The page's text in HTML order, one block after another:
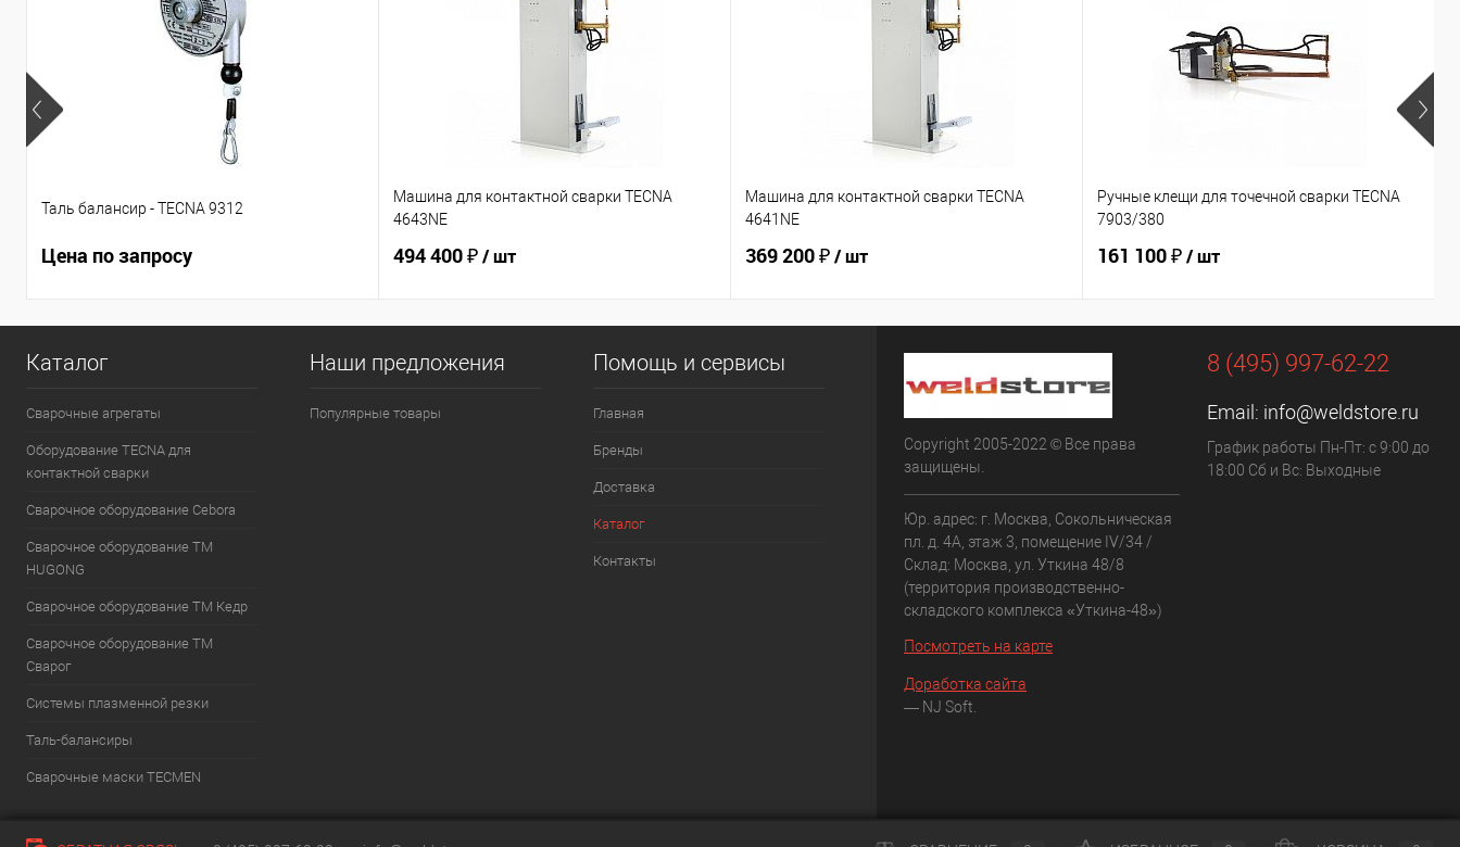
Таль балансир - TECNA 9312
Цена по запросу
Машина для контактной сварки TECNA
4643NE
494 400 ₽/ шт
Машина для контактной сварки TECNA
4641NE
369 200 ₽/ шт
Ручные клещи для точечной сварки TECNA
7903/380
161 100 ₽/ шт
Каталог
Сварочные агрегаты
Оборудование TECNA для
контактной сварки
Сварочное оборудование Cebora
Сварочное оборудование ТМ
HUGONG
Сварочное оборудование ТМ Кедр
Сварочное оборудование ТМ
Сварог
Системы плазменной резки
Таль-балансиры
Cварочные маски TECMEN
Наши предложения
Популярные товары
Помощь и сервисы
Главная
Бренды
Доставка
Каталог
Контакты
Copyright 2005-2022 © Все права
защищены.
Юр. адрес: г. Москва, Сокольническая
пл. д. 4А, этаж 3, помещение IV/34 /
Склад: Москва, ул. Уткина 48/8
(территория производственно-
складского комплекса «Уткина-48»)
Посмотреть на карте
Доработка сайта
— NJ Soft.
8 (495) 997-62-22
Email: info@weldstore.ru
График работы Пн-Пт: с 9:00 до
18:00 Сб и Вс: Выходные